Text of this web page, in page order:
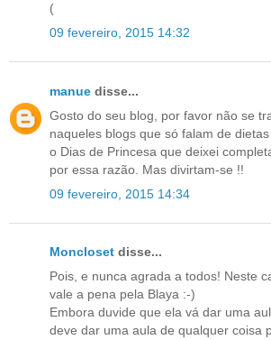
(
09 fevereiro, 2015 14:32
manue disse...
Gosto do seu blog, por favor não se
naqueles blogs que só falam de
o Dias de Princesa que deixei
por essa razão. Mas divirtam-se !!
09 fevereiro, 2015 14:34
Moncloset disse...
Pois, e nunca agrada a todos! Neste
vale a pena pela Blaya :-)
Embora duvide que ela vá dar uma
deve dar uma aula de qualquer coisa